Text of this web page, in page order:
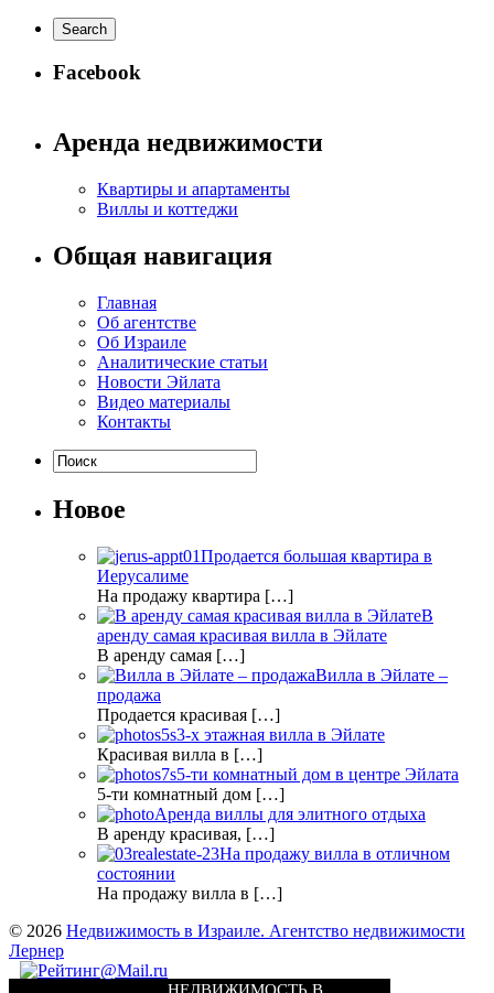
Facebook
Аренда недвижимости
Квартиры и апартаменты
Виллы и коттеджи
Общая навигация
Главная
Об агентстве
Об Израиле
Аналитические статьи
Новости Эйлата
Видео материалы
Контакты
Новое
Продается большая квартира в
Иерусалиме
На продажу квартира […]
В
аренду самая красивая вилла в Эйлате
В аренду самая […]
Вилла в Эйлате –
продажа
Продается красивая […]
3-х этажная вилла в Эйлате
Красивая вилла в […]
5-ти комнатный дом в центре Эйлата
5-ти комнатный дом […]
Аренда виллы для элитного отдыха
В аренду красивая, […]
На продажу вилла в отличном
состоянии
На продажу вилла в […]
© 2026 Недвижимость в Израиле. Агентство недвижимости
Лернер
НЕДВИЖИМОСТЬ В